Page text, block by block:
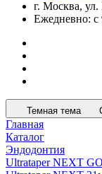
г. Москва,
Ежедневно: с
Темная тема
Главная
Каталог
Эндодонтия
Ultrataper NEXT